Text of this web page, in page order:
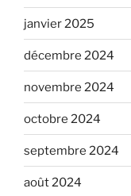
janvier 2025
décembre 2024
novembre 2024
octobre 2024
septembre 2024
août 2024